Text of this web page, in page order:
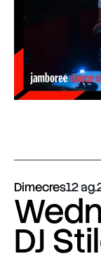
Dimecres12 ag.
DJ